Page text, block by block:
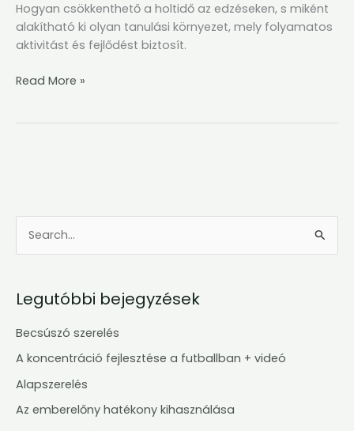
e
r
c
h
Legutóbbi bejegyzések
Becsúszó szerelés
A koncentráció fejlesztése a futballban + videó
Alapszerelés
Az emberelőny hatékony kihasználása
Hogyan csökkenthető a holtidő az edzéseken, s miként
alakítható ki olyan tanulási környezet, mely folyamatos
aktivitást és fejlődést biztosít.
Read More »